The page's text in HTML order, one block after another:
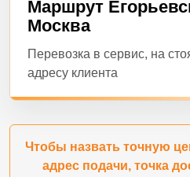
Маршрут
Москва
Перевозка в сервис, на
адресу клиента
Чтобы назвать точную
адрес подачи, точка